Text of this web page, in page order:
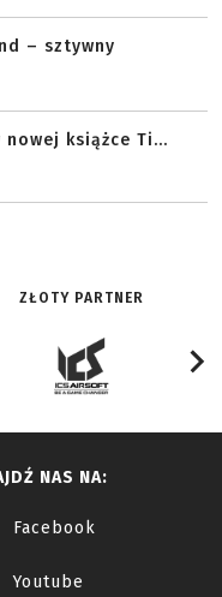
– sztywny
książce Ti...
ZŁOTY PARTNER
NAS NA:
Facebook
Youtube